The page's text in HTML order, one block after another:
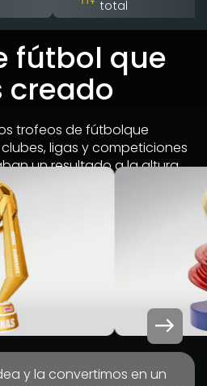
total
fútbol que
creado
trofeos de fútbolque
ligas y competiciones
un resultado a la altura.
y la convertimos en un